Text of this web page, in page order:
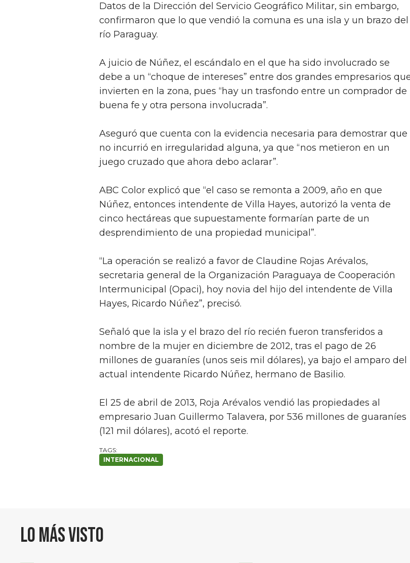
Datos de la Dirección del Servicio Geográfico Militar, sin embargo,
confirmaron que lo que vendió la comuna es una isla y un brazo del
río Paraguay.
A juicio de Núñez, el escándalo en el que ha sido involucrado se
debe a un “choque de intereses” entre dos grandes empresarios
invierten en la zona, pues “hay un trasfondo entre un comprador de
buena fe y otra persona involucrada”.
Aseguró que cuenta con la evidencia necesaria para demostrar que
no incurrió en irregularidad alguna, ya que “nos metieron en un
juego cruzado que ahora debo aclarar”.
ABC Color explicó que “el caso se remonta a 2009, año en que
Núñez, entonces intendente de Villa Hayes, autorizó la venta de
cinco hectáreas que supuestamente formarían parte de un
desprendimiento de una propiedad municipal”.
“La operación se realizó a favor de Claudine Rojas Arévalos,
secretaria general de la Organización Paraguaya de Cooperación
Intermunicipal (Opaci), hoy novia del hijo del intendente de Villa
Hayes, Ricardo Núñez”, precisó.
Señaló que la isla y el brazo del río recién fueron transferidos a
nombre de la mujer en diciembre de 2012, tras el pago de 26
millones de guaraníes (unos seis mil dólares), ya bajo el amparo del
actual intendente Ricardo Núñez, hermano de Basilio.
El 25 de abril de 2013, Roja Arévalos vendió las propiedades al
empresario Juan Guillermo Talavera, por 536 millones de guaraníes
(121 mil dólares), acotó el reporte.
INTERNACIONAL
Lo más visto